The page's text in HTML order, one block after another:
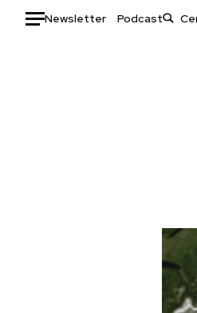
Newsletter Podcast